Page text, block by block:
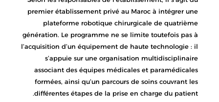
premier établissement privé au Maroc à intégrer une
plateforme robotique chirurgicale de quatrième
génération. Le programme ne se limite toutefois pas à
l’acquisition d’un équipement de haute technologie : il
s’appuie sur une organisation multidisciplinaire
associant des équipes médicales et paramédicales
formées, ainsi qu’un parcours de soins couvrant les
différentes étapes de la prise en charge du patient.